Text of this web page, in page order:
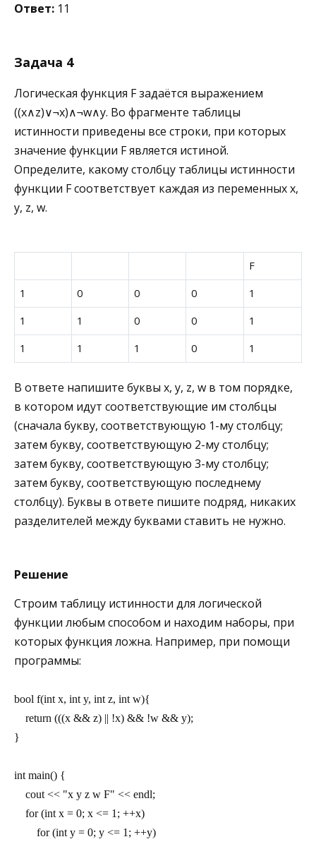
Ответ: 11
Задача 4
Логическая функция F задаётся выражением
((x∧z)∨¬x)∧¬w∧y. Во фрагменте таблицы
истинности приведены все строки, при которых
значение функции F является истиной.
Определите, какому столбцу таблицы истинности
функции F соответствует каждая из переменных x,
y, z, w.
F
1 0 0 0 1
1 1 0 0 1
1 1 1 0 1
В ответе напишите буквы x, y, z, w в том порядке,
в котором идут соответствующие им столбцы
(сначала букву, соответствующую 1-му столбцу;
затем букву, соответствующую 2-му столбцу;
затем букву, соответствующую 3-му столбцу;
затем букву, соответствующую последнему
столбцу). Буквы в ответе пишите подряд, никаких
разделителей между буквами ставить не нужно.
Решение
Строим таблицу истинности для логической
функции любым способом и находим наборы, при
которых функция ложна. Например, при помощи
программы:
bool f(int x, int y, int z, int w){
    return (((x && z) || !x) && !w && y);
}
int main() {
    cout << "x y z w F" << endl;
    for (int x = 0; x <= 1; ++x)
        for (int y = 0; y <= 1; ++y)